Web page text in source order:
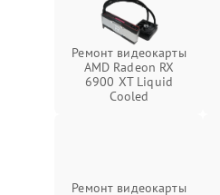
Ремонт видеокарты
AMD Radeon RX
6900 XT Liquid
Cooled
Ремонт видеокарты